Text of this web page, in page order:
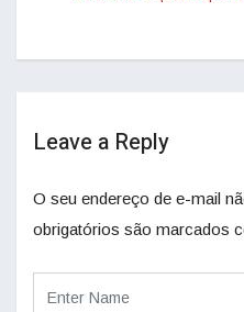
Leave a Reply
O seu endereço de e-mail
obrigatórios são marcados